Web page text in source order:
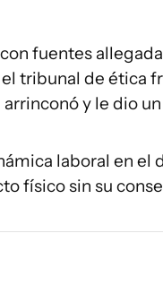
fuentes
tribunal de ética
y le dio
laboral en el
físico sin su